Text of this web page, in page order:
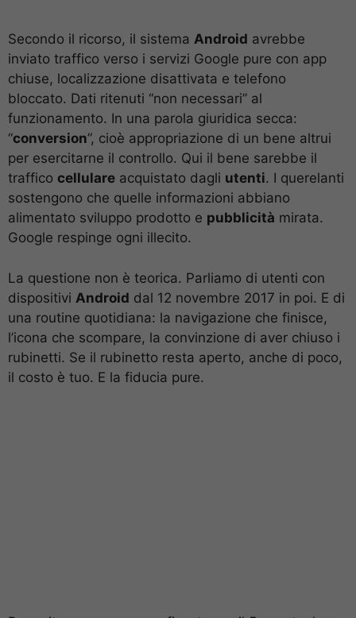
Secondo il ricorso, il sistema Android avrebbe
inviato traffico verso i servizi Google pure con app
chiuse, localizzazione disattivata e telefono
bloccato. Dati ritenuti “non necessari” al
funzionamento. In una parola giuridica secca:
“conversion”, cioè appropriazione di un bene altrui
per esercitarne il controllo. Qui il bene sarebbe il
traffico cellulare acquistato dagli utenti. I querelanti
sostengono che quelle informazioni abbiano
alimentato sviluppo prodotto e pubblicità mirata.
Google respinge ogni illecito.
La questione non è teorica. Parliamo di utenti con
dispositivi Android dal 12 novembre 2017 in poi. E di
una routine quotidiana: la navigazione che finisce,
l’icona che scompare, la convinzione di aver chiuso i
rubinetti. Se il rubinetto resta aperto, anche di poco,
il costo è tuo. E la fiducia pure.